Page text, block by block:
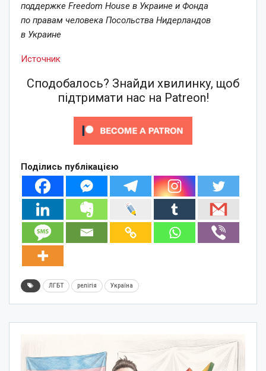
поддержке Freedom House в Украине и Фонда
по правам человека Посольства Нидерландов
в Украине
Источник
Сподобалось? Знайди хвилинку, щоб
підтримати нас на Patreon!
Поділись публікацією
ЛГБТ релігія Україна